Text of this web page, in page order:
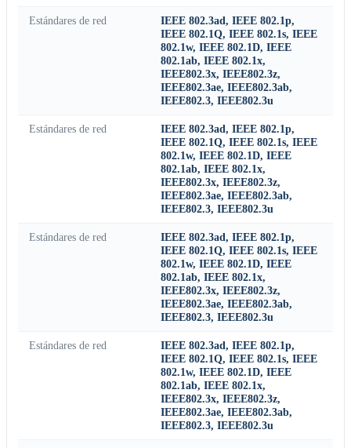
Estándares de red
IEEE 802.3ad, IEEE 802.1p,
IEEE 802.1Q, IEEE 802.1s, IEEE
802.1w, IEEE 802.1D, IEEE
802.1ab, IEEE 802.1x,
IEEE802.3x, IEEE802.3z,
IEEE802.3ae, IEEE802.3ab,
IEEE802.3, IEEE802.3u
Estándares de red
IEEE 802.3ad, IEEE 802.1p,
IEEE 802.1Q, IEEE 802.1s, IEEE
802.1w, IEEE 802.1D, IEEE
802.1ab, IEEE 802.1x,
IEEE802.3x, IEEE802.3z,
IEEE802.3ae, IEEE802.3ab,
IEEE802.3, IEEE802.3u
Estándares de red
IEEE 802.3ad, IEEE 802.1p,
IEEE 802.1Q, IEEE 802.1s, IEEE
802.1w, IEEE 802.1D, IEEE
802.1ab, IEEE 802.1x,
IEEE802.3x, IEEE802.3z,
IEEE802.3ae, IEEE802.3ab,
IEEE802.3, IEEE802.3u
Estándares de red
IEEE 802.3ad, IEEE 802.1p,
IEEE 802.1Q, IEEE 802.1s, IEEE
802.1w, IEEE 802.1D, IEEE
802.1ab, IEEE 802.1x,
IEEE802.3x, IEEE802.3z,
IEEE802.3ae, IEEE802.3ab,
IEEE802.3, IEEE802.3u